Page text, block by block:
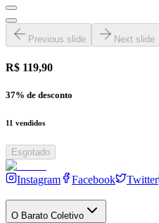
Previous slide Next slide
R$ 119,90
37% de desconto
11 vendidos
Esgotado
Instagram Facebook Twitter
O Barato Coletivo